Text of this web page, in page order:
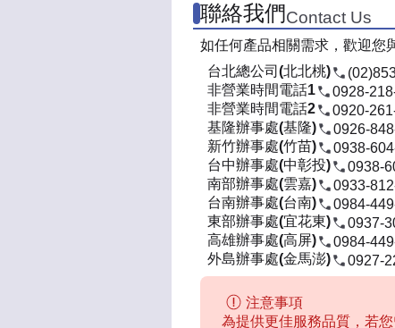
聯絡我們Contact Us
如任何產品相關需求，歡迎您
台北總公司(北北桃)
非營業時間電話1
0928-
非營業時間電話2
0920-
基隆辦事處(基隆)
0926-
新竹辦事處(竹苗)
0938-
台中辦事處(中彰投)
0938-
南部辦事處(雲嘉)
0933-
台南辦事處(台南)
0984-
東部辦事處(宜花東)
0937-
高雄辦事處(高屏)
0984-
外島辦事處(金馬澎)
0927-
注意事項
為提供更佳服務品質，若